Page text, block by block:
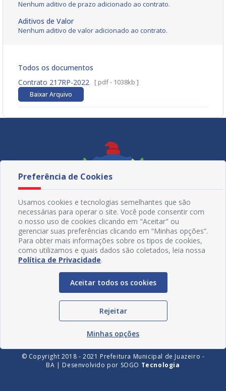
Nenhum aditivo de prazo adicionado ao contrato.
Aditivos de Valor
Nenhum aditivo de valor adicionado ao contrato.
Todos os documentos
Contrato 217RP-2022
[ pdf - 1038kb ]
Baixar Arquivo
Redes Sociais
© Copyright 2018 - 2021 Prefeitura Municipal de Juazeiro -
BA | Desenvolvido por SOGO Tecnologia
Preferência de Cookies
Usamos cookies e tecnologias semelhantes que são
necessárias para operar o site. Você pode consentir com
o nosso uso de cookies clicando em "Aceitar" ou
gerenciar suas preferências clicando em “Minhas opções”.
Para obter mais informações sobre os tipos de cookies,
como utilizamos e quais dados são coletados, leia nossa
Política de Privacidade.
Aceitar todos os cookies
Rejeitar
Minhas opções